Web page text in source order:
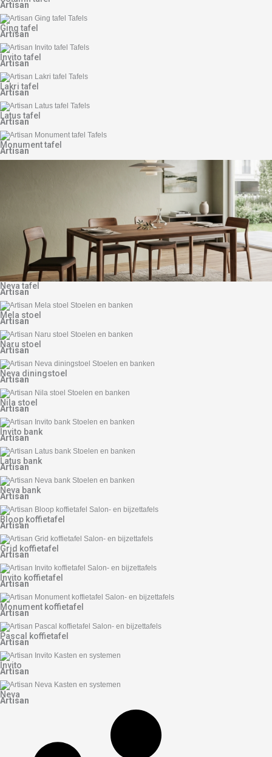
Artisan
Ging tafel
Artisan
Invito tafel
Artisan
Lakri tafel
Artisan
Latus tafel
Artisan
Monument tafel
Artisan
Neva tafel
Artisan
Mela stoel
Artisan
Naru stoel
Artisan
Neva diningstoel
Artisan
Nila stoel
Artisan
Invito bank
Artisan
Latus bank
Artisan
Neva bank
Artisan
Bloop koffietafel
Artisan
Grid koffietafel
Artisan
Invito koffietafel
Artisan
Monument koffietafel
Artisan
Pascal koffietafel
Artisan
Invito
Artisan
Neva
Artisan